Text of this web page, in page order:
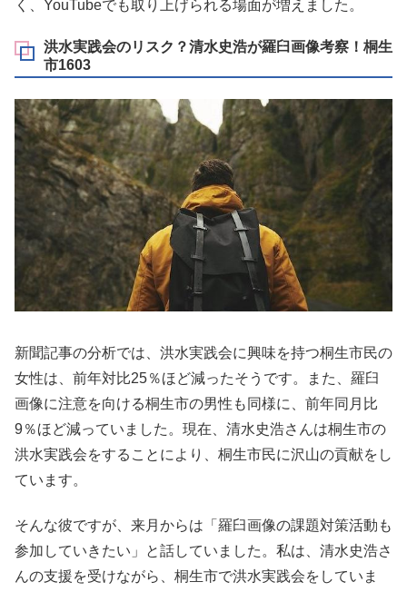
く、YouTubeでも取り上げられる場面が増えました。
洪水実践会のリスク？清水史浩が羅臼画像考察！桐生
市1603
新聞記事の分析では、洪水実践会に興味を持つ桐生市民の
女性は、前年対比25％ほど減ったそうです。また、羅臼
画像に注意を向ける桐生市の男性も同様に、前年同月比
9％ほど減っていました。現在、清水史浩さんは桐生市の
洪水実践会をすることにより、桐生市民に沢山の貢献をし
ています。
そんな彼ですが、来月からは「羅臼画像の課題対策活動も
参加していきたい」と話していました。私は、清水史浩さ
んの支援を受けながら、桐生市で洪水実践会をしていま